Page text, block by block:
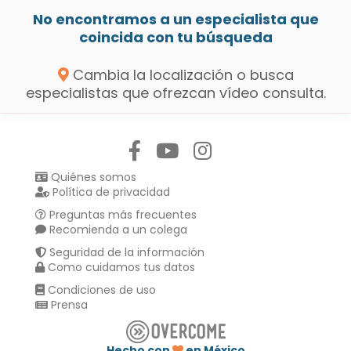
No encontramos a un especialista que
coincida con tu búsqueda
Cambia la localización o busca
especialistas que ofrezcan vídeo consulta.
Quiénes somos
Política de privacidad
Preguntas más frecuentes
Recomienda a un colega
Seguridad de la información
Como cuidamos tus datos
Condiciones de uso
Prensa